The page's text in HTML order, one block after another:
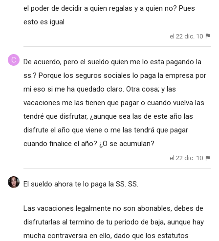
el poder de decidir a quien regalas y a quien no? Pues
esto es igual
el 22 dic. 10
De acuerdo, pero el sueldo quien me lo esta pagando la
ss.? Porque los seguros sociales lo paga la empresa por
mi eso si me ha quedado claro. Otra cosa; y las
vacaciones me las tienen que pagar o cuando vuelva las
tendré que disfrutar, ¿aunque sea las de este año las
disfrute el año que viene o me las tendrá que pagar
cuando finalice el año? ¿O se acumulan?
el 22 dic. 10
El sueldo ahora te lo paga la SS. SS.
Las vacaciones legalmente no son abonables, debes de
disfrutarlas al termino de tu periodo de baja, aunque hay
mucha contraversia en ello, dado que los estatutos